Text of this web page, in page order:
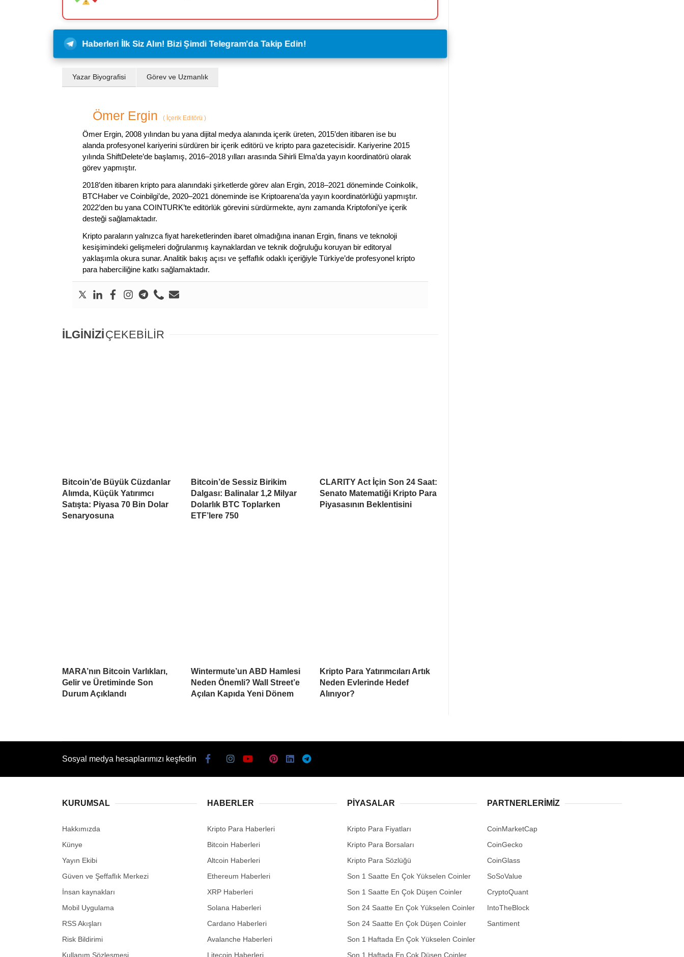
Haberleri İlk Siz Alın! Bizi Şimdi Telegram'da Takip Edin!
Yazar Biyografisi Görev ve Uzmanlık
Ömer Ergin ( İçerik Editörü )
Ömer Ergin, 2008 yılından bu yana dijital medya alanında içerik üreten, 2015’den itibaren ise bu
alanda profesyonel kariyerini sürdüren bir içerik editörü ve kripto para gazetecisidir. Kariyerine 2015
yılında ShiftDelete’de başlamış, 2016–2018 yılları arasında Sihirli Elma’da yayın koordinatörü olarak
görev yapmıştır.
2018’den itibaren kripto para alanındaki şirketlerde görev alan Ergin, 2018–2021 döneminde Coinkolik,
BTCHaber ve Coinbilgi’de, 2020–2021 döneminde ise Kriptoarena’da yayın koordinatörlüğü yapmıştır.
2022’den bu yana COINTURK’te editörlük görevini sürdürmekte, aynı zamanda Kriptofoni’ye içerik
desteği sağlamaktadır.
Kripto paraların yalnızca fiyat hareketlerinden ibaret olmadığına inanan Ergin, finans ve teknoloji
kesişimindeki gelişmeleri doğrulanmış kaynaklardan ve teknik doğruluğu koruyan bir editoryal
yaklaşımla okura sunar. Analitik bakış açısı ve şeffaflık odaklı içeriğiyle Türkiye’de profesyonel kripto
para haberciliğine katkı sağlamaktadır.
İLGİNİZİÇEKEBİLİR
Bitcoin’de Büyük Cüzdanlar
Alımda, Küçük Yatırımcı
Satışta: Piyasa 70 Bin Dolar
Senaryosuna
Bitcoin’de Sessiz Birikim
Dalgası: Balinalar 1,2 Milyar
Dolarlık BTC Toplarken
ETF’lere 750
CLARITY Act İçin Son 24 Saat:
Senato Matematiği Kripto Para
Piyasasının Beklentisini
MARA’nın Bitcoin Varlıkları,
Gelir ve Üretiminde Son
Durum Açıklandı
Wintermute’un ABD Hamlesi
Neden Önemli? Wall Street’e
Açılan Kapıda Yeni Dönem
Kripto Para Yatırımcıları Artık
Neden Evlerinde Hedef
Alınıyor?
Sosyal medya hesaplarımızı keşfedin
KURUMSAL
Hakkımızda
Künye
Yayın Ekibi
Güven ve Şeffaflık Merkezi
İnsan kaynakları
Mobil Uygulama
RSS Akışları
Risk Bildirimi
Kullanım Sözleşmesi
HABERLER
Kripto Para Haberleri
Bitcoin Haberleri
Altcoin Haberleri
Ethereum Haberleri
XRP Haberleri
Solana Haberleri
Cardano Haberleri
Avalanche Haberleri
Litecoin Haberleri
PIYASALAR
Kripto Para Fiyatları
Kripto Para Borsaları
Kripto Para Sözlüğü
Son 1 Saatte En Çok Yükselen Coinler
Son 1 Saatte En Çok Düşen Coinler
Son 24 Saatte En Çok Yükselen Coinler
Son 24 Saatte En Çok Düşen Coinler
Son 1 Haftada En Çok Yükselen Coinler
Son 1 Haftada En Çok Düşen Coinler
PARTNERLERIMIZ
CoinMarketCap
CoinGecko
CoinGlass
SoSoValue
CryptoQuant
IntoTheBlock
Santiment